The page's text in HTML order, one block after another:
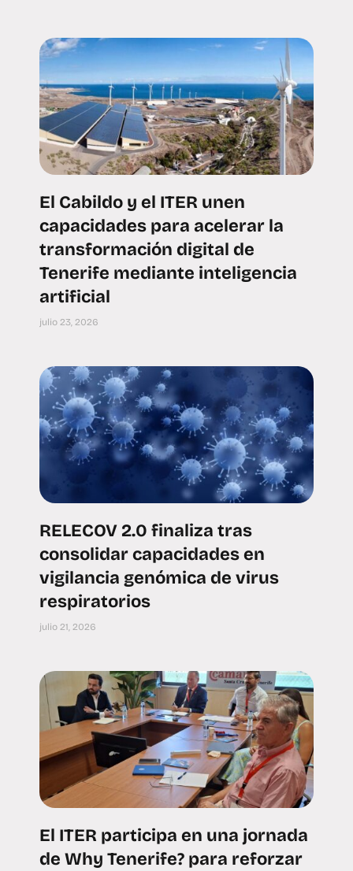
El Cabildo y el ITER unen
capacidades para acelerar la
transformación digital de
Tenerife mediante inteligencia
artificial
julio 23, 2026
RELECOV 2.0 finaliza tras
consolidar capacidades en
vigilancia genómica de virus
respiratorios
julio 21, 2026
El ITER participa en una jornada
de Why Tenerife? para reforzar